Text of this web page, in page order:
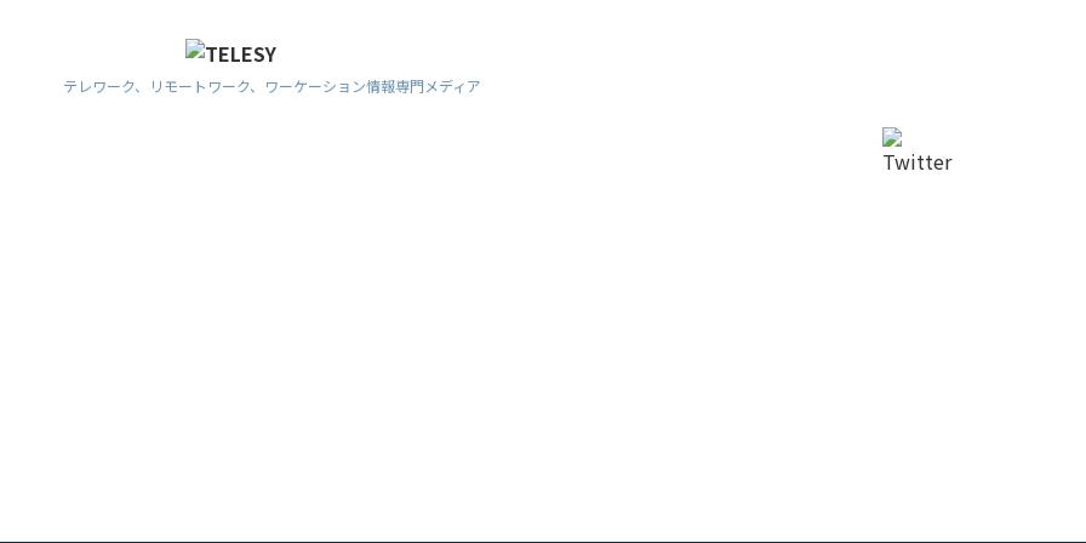
テレワーク、リモートワーク、ワーケーション情報専門メディア